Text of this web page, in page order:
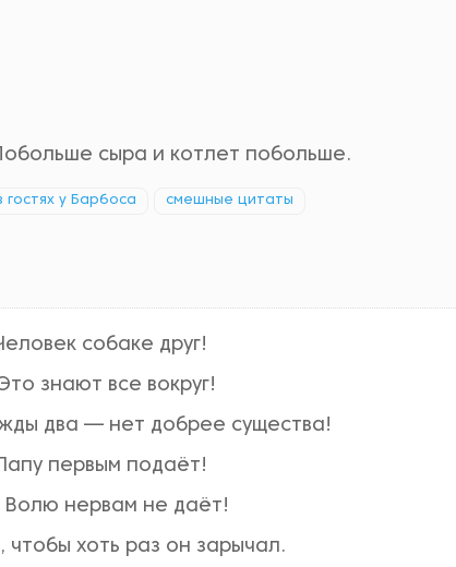
сыра и котлет побольше.
гостях у Барбоса смешные цитаты
собаке друг!
знают все вокруг!
два — нет добрее существа!
первым подаёт!
нервам не даёт!
хоть раз он зарычал.